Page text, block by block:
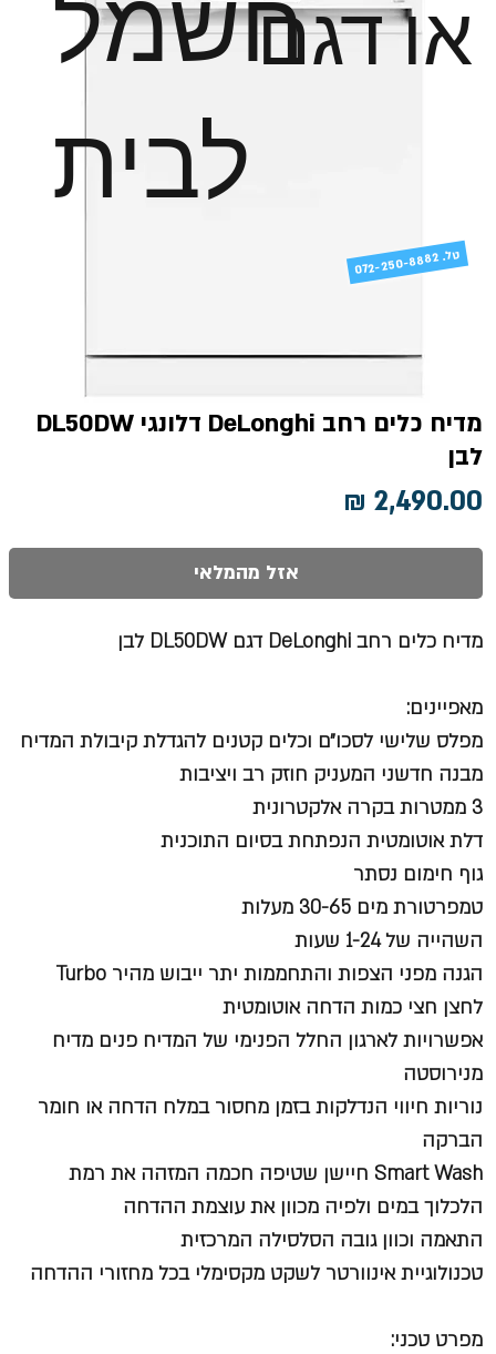
או דגם
לבית
מדיח כלים רחב DeLonghi דלונגי DL50DW
לבן
אזל מהמלאי
מדיח כלים רחב DeLonghi דגם DL50DW לבן
מאפיינים:
מפלס שלישי לסכו״ם וכלים קטנים להגדלת קיבולת המדיח
מבנה חדשני המעניק חוזק רב ויציבות
3 ממטרות בקרה אלקטרונית
דלת אוטומטית הנפתחת בסיום התוכנית
גוף חימום נסתר
טמפרטורת מים 30-65 מעלות
השהייה של 1-24 שעות
הגנה מפני הצפות והתחממות יתר ייבוש מהיר Turbo
לחצן חצי כמות הדחה אוטומטית
אפשרויות לארגון החלל הפנימי של המדיח פנים מדיח
מנירוסטה
נוריות חיווי הנדלקות בזמן מחסור במלח הדחה או חומר
הברקה
Smart Wash חיישן שטיפה חכמה המזהה את רמת
הלכלוך במים ולפיה מכוון את עוצמת ההדחה
התאמה וכוון גובה הסלסילה המרכזית
טכנולוגיית אינוורטר לשקט מקסימלי בכל מחזורי ההדחה
מפרט טכני:
072-250-8882 .טל